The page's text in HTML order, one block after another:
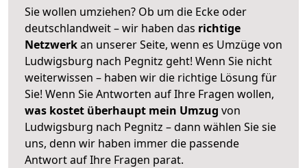
Sie wollen umziehen? Ob um die Ecke oder
deutschlandweit – wir haben das richtige
Netzwerkan unserer Seite, wenn es Umzüge von
Ludwigsburg nach Pegnitz geht! Wenn Sie nicht
weiterwissen – haben wir die richtige Lösung für
Sie! Wenn Sie Antworten auf Ihre Fragen wollen,
was kostet überhaupt mein Umzug von
Ludwigsburg nach Pegnitz – dann wählen Sie sie
uns, denn wir haben immer die passende
Antwort auf Ihre Fragen parat.